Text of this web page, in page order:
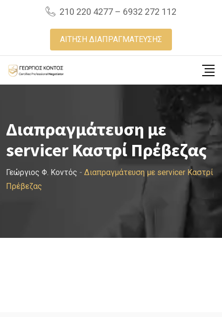
210 220 4277 – 6932 272 112
ΑΙΤΗΣΗ ΔΙΑΠΡΑΓΜΑΤΕΥΣΗΣ
Διαπραγμάτευση με
servicer Καστρί Πρέβεζας
Γεώργιος Φ. Κοντός - Διαπραγμάτευση με servicer Καστρί
Πρέβεζας